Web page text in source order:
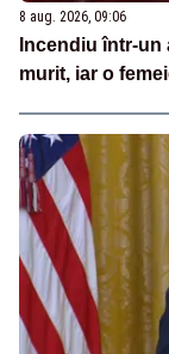
8 aug. 2026, 09:06
Incendiu într-un
murit, iar o